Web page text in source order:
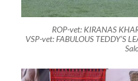
ROP-vet: KIRANAS
VSP-vet: FABULOUS TEDDY’S